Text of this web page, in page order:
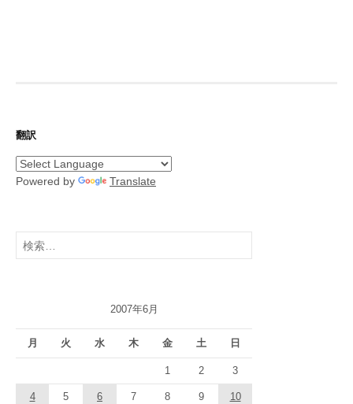
翻訳
Powered by Translate
検
索:
2007年6月
月 火 水 木 金 土 日
1 2 3
4 5 6 7 8 9 10